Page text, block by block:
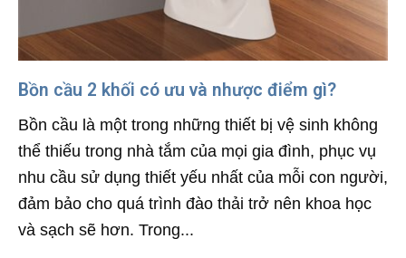
Bồn cầu 2 khối có ưu và nhược điểm gì?
Bồn cầu là một trong những thiết bị vệ sinh không
thể thiếu trong nhà tắm của mọi gia đình, phục vụ
nhu cầu sử dụng thiết yếu nhất của mỗi con người,
đảm bảo cho quá trình đào thải trở nên khoa học
và sạch sẽ hơn. Trong...